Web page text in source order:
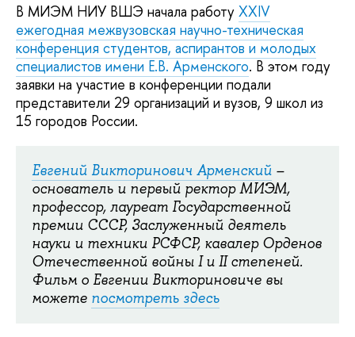
В МИЭМ НИУ ВШЭ начала работу XXIV
ежегодная межвузовская научно-техническая
конференция студентов, аспирантов и молодых
специалистов имени Е.В. Арменского. В этом году
заявки на участие в конференции подали
представители 29 организаций и вузов, 9 школ из
15 городов России.
Евгений Викторинович Арменский –
основатель и первый ректор МИЭМ,
профессор, лауреат Государственной
премии СССР, Заслуженный деятель
науки и техники РСФСР, кавалер Орденов
Отечественной войны I и II степеней.
Фильм о Евгении Викториновиче вы
можете посмотреть здесь